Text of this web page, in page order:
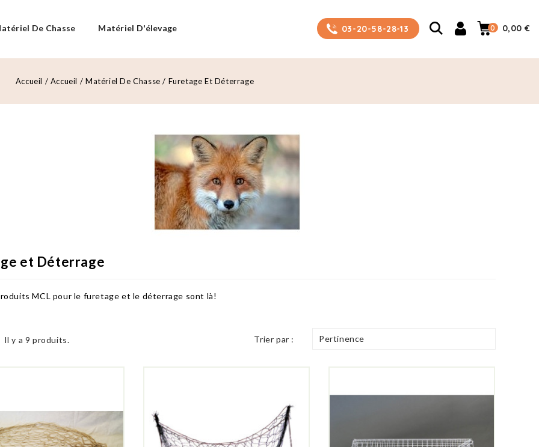
0 0,00 €
03-20-58-28-13
De Chasse Matériel D'élevage
Accueil Accueil Matériel De Chasse Furetage Et Déterrage
et Déterrage
MCL pour le furetage et le déterrage sont là!
Il y a 9 produits. Trier par : Pertinence